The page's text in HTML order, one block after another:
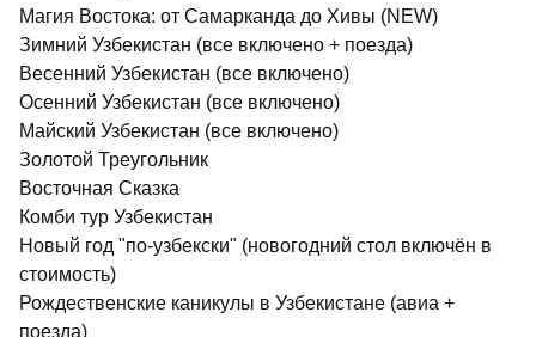
Магия Востока: от Самарканда до Хивы (NEW)
Зимний Узбекистан (все включено + поезда)
Весенний Узбекистан (все включено)
Осенний Узбекистан (все включено)
Майский Узбекистан (все включено)
Золотой Треугольник
Восточная Сказка
Комби тур Узбекистан
Новый год "по-узбекски" (новогодний стол включён в
стоимость)
Рождественские каникулы в Узбекистане (авиа +
поезда)